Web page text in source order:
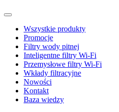
Wszystkie produkty
Promocje
Filtry wody pitnej
Inteligentne filtry Wi-Fi
Przemysłowe filtry Wi-Fi
Wkłady filtracyjne
Nowości
Kontakt
Baza wiedzy